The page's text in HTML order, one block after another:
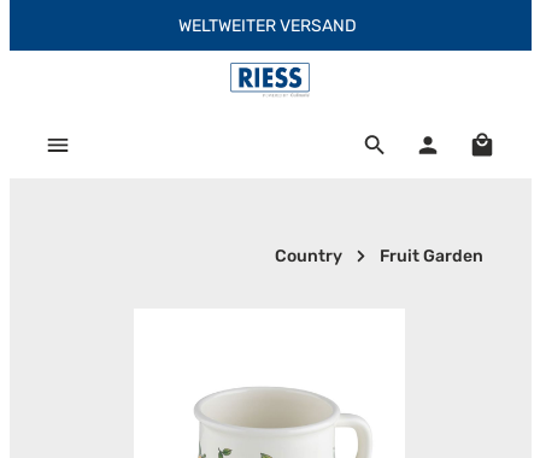
Zum Hauptinhalt springenWELTWEITER VERSAND
Country Fruit Garden